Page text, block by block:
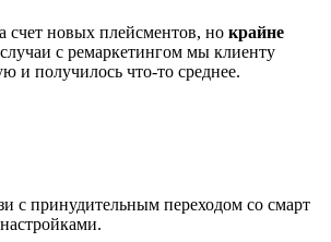
счет новых плейсментов, но крайне
с ремаркетингом мы клиенту
и получилось что-то среднее.
с принудительным переходом со смарт